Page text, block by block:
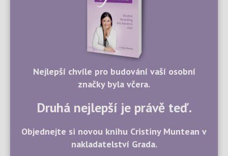
Nejlepší chvíle pro budování vaší osobní
značky byla včera.
Druhá nejlepší je právě teď.
Objednejte si novou knihu Cristiny Muntean v
nakladatelství Grada.